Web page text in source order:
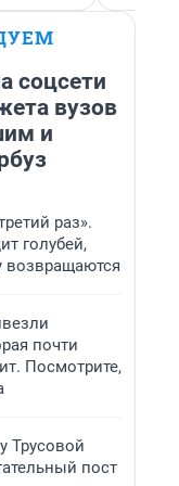
соцсети
вузов
и
раз».
голубей,
возвращаются
почти
Посмотрите,
Трусовой
пост